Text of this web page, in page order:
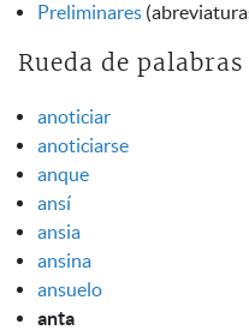
Preliminares
Rueda de palabras
anoticiar
anoticiarse
anque
ansí
ansia
ansina
ansuelo
anta